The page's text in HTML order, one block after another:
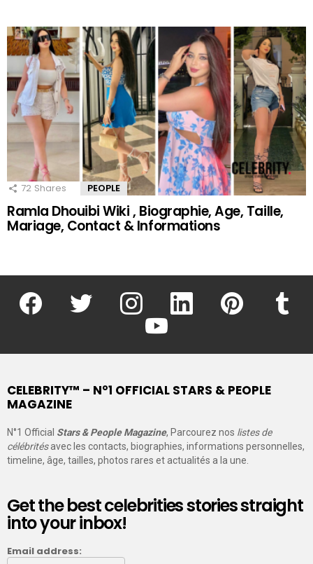
72 Shares PEOPLE
Ramla Dhouibi Wiki , Biographie, Age, Taille,
Mariage, Contact & Informations
facebook twitter instagram linkedin pinterest
youtube
CELEBRITY™ – N°1 OFFICIAL STARS & PEOPLE
MAGAZINE
N°1 Official Stars & People Magazine, Parcourez nos listes de
célébritésavec les contacts, biographies, informations personnelles,
timeline, âge, tailles, photos rares et actualités a la une.
Get the best celebrities stories straight
into your inbox!
Email address: